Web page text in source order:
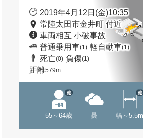
2019年4月12日(金)10:35
常陸太田市金井町 付近
車両相互 小破事故
普通乗用車(1) 軽自動車(1)
死亡(0) 負傷(1)
距離579m
55～64歳
他
曇 幅～5.5m
他